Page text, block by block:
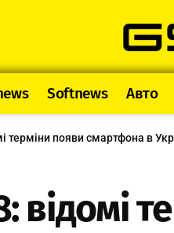
Softnews Авто
терміни появи смартфона в
відомі